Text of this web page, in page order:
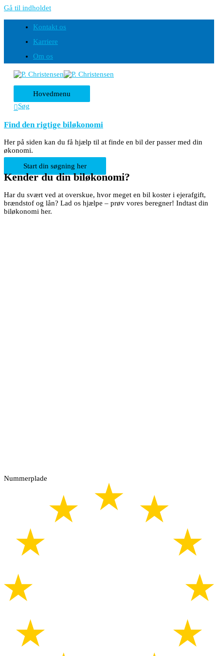
Gå til indholdet
Kontakt os
Karriere
Om os
Hovedmenu
Søg
Find den rigtige biløkonomi
Her på siden kan du få hjælp til at finde en bil der passer med din
økonomi.
Start din søgning her
Kender du din biløkonomi?
Har du svært ved at overskue, hvor meget en bil koster i ejerafgift,
brændstof og lån? Lad os hjælpe – prøv vores beregner! Indtast din
biløkonomi her.
Nummerplade